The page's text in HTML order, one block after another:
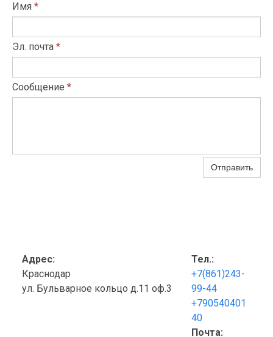
Имя *
Эл. почта *
Сообщение *
Отправить
Адрес:
Краснодар
ул. Бульварное кольцо д.11 оф.3
Тел.:
+7(861)243-
99-44
+790540401
40
Почта: